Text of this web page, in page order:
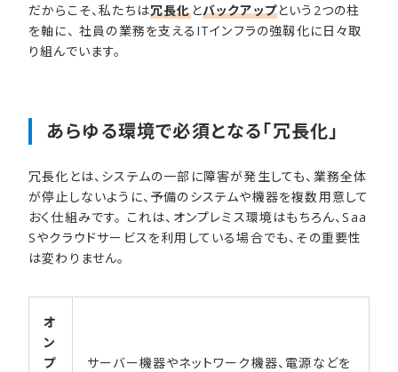
だからこそ、私たちは冗長化とバックアップという2つの柱
を軸に、 社員の業務を支えるITインフラの強靱化に日々取
り組んでいます。
あらゆる​環境で​必須と​なる​「冗長化」
冗長化とは、システムの一部に障害が発生しても、業務全体
が停止しないように、予備のシステムや機器を複数用意して
おく仕組みです。 これは、オンプレミス環境はもちろん、Saa
Sやクラウドサービスを利用している場合でも、その重要性
は変わりません。
オ
ン
プ
サーバー機器やネットワーク機器、電源などを